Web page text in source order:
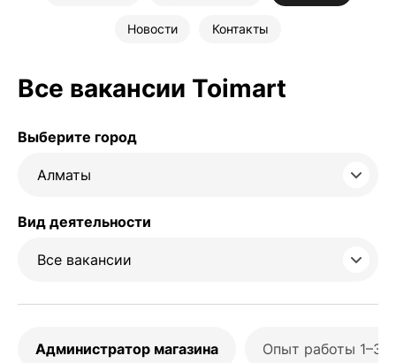
Новости Контакты
Все вакансии Toimart
Выберите город
Алматы
Вид деятельности
Все вакансии
Администратор магазина Опыт работы 1–3